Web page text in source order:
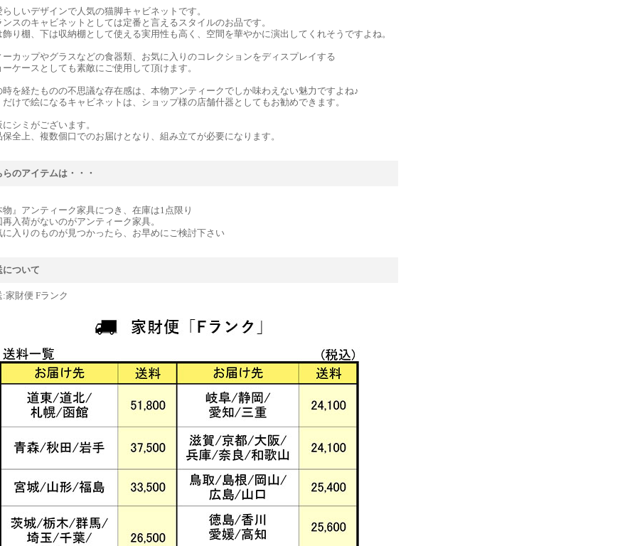
らしいデザインで人気の猫脚キャビネットです。
ンスのキャビネットとしては定番と言えるスタイルのお品です。
飾り棚、下は収納棚として使える実用性も高く、空間を華やかに演出してくれそうですよね。
ーカップやグラスなどの食器類、お気に入りのコレクションをディスプレイする
ーケースとしても素敵にご使用して頂けます。
時を経たものの不思議な存在感は、本物アンティークでしか味わえない魅力ですよね♪
だけで絵になるキャビネットは、ショップ様の店舗什器としてもお勧めできます。
にシミがございます。
保全上、複数個口でのお届けとなり、組み立てが必要になります。
らのアイテムは・・・
物』アンティーク家具につき、在庫は1点限り
再入荷がないのがアンティーク家具。
に入りのものが見つかったら、お早めにご検討下さい
について
:家財便 Fランク